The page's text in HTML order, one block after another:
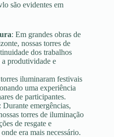
são evidentes em
: Em grandes obras de
nossas torres de
dos trabalhos
a produtividade e
iluminaram festivais
uma experiência
de participantes.
: Durante emergências,
torres de iluminação
de resgate e
era mais necessário.